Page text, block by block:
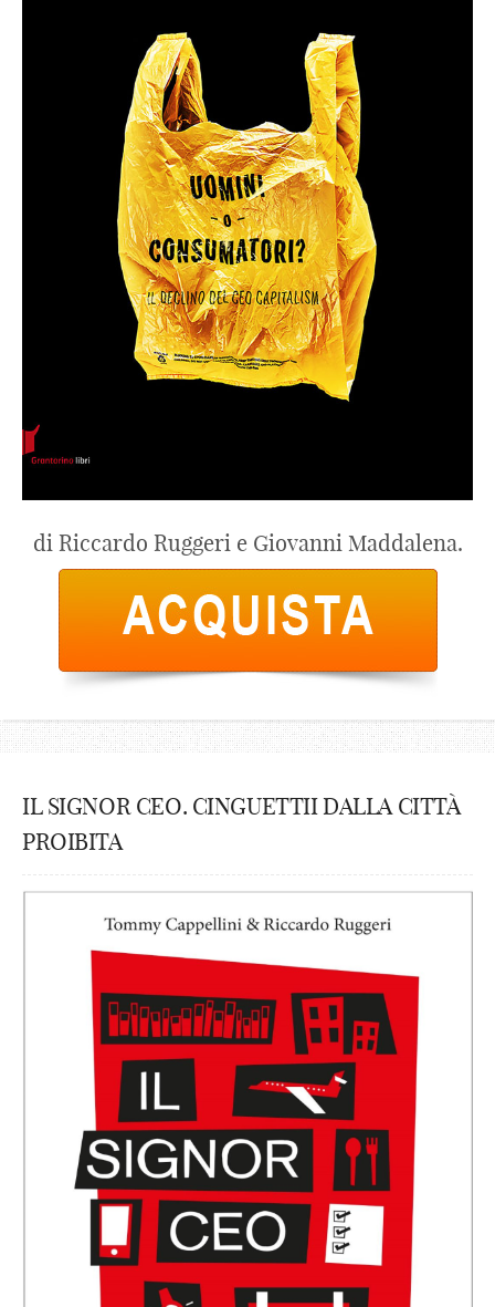
di Riccardo Ruggeri e Giovanni Maddalena.
IL SIGNOR CEO. CINGUETTII DALLA CITTÀ
PROIBITA